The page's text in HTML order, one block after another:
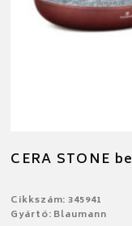
CERA STONE
Cikkszám: 345941
Gyártó: Blaumann